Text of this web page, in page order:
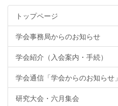
トップページ
学会事務局からのお知らせ
学会紹介（入会案内・手続）
学会通信「学会からのお知らせ」
研究大会・六月集会